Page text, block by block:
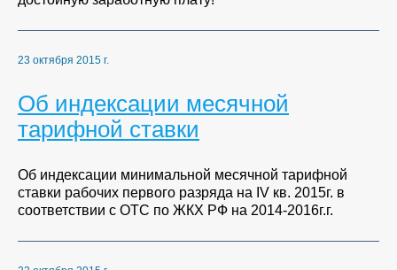
23 октября 2015 г.
Об индексации месячной
тарифной ставки
Об индексации минимальной месячной тарифной
ставки рабочих первого разряда на IV кв. 2015г. в
соответствии с ОТС по ЖКХ РФ на 2014-2016г.г.